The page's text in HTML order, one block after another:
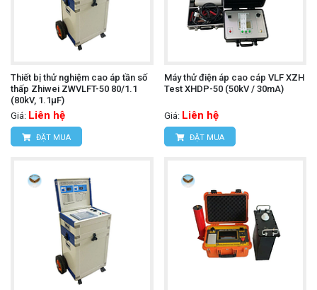
Thiết bị thử nghiệm cao áp tần số
thấp Zhiwei ZWVLFT-50 80/1.1
(80kV, 1.1μF)
Giá: Liên hệ
ĐẶT MUA
Máy thử điện áp cao cáp VLF XZH
Test XHDP-50 (50kV / 30mA)
Giá: Liên hệ
ĐẶT MUA